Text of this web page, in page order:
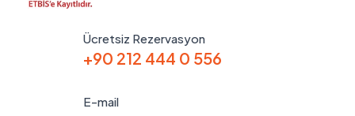
Ücretsiz Rezervasyon
+90 212 444 0 556
E-mail